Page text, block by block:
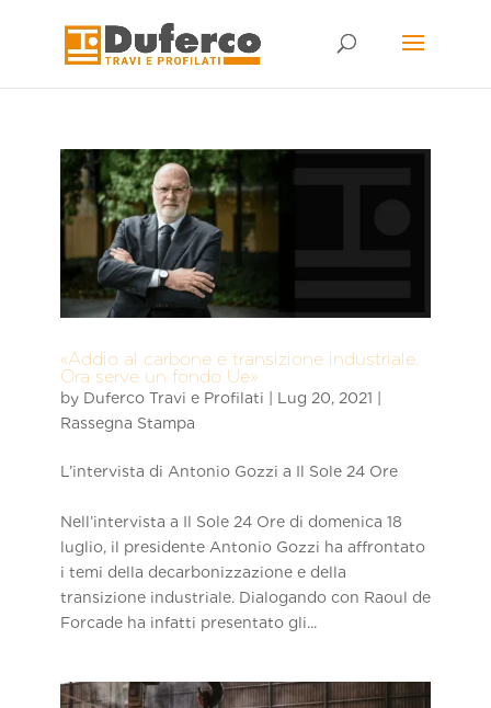
«Addio al carbone e transizione industriale.
Ora serve un fondo Ue»
by Duferco Travi e Profilati Lug 20, 2021
Rassegna Stampa
L’intervista di Antonio Gozzi a Il Sole 24 Ore
Nell’intervista a Il Sole 24 Ore di domenica 18
luglio, il presidente Antonio Gozzi ha affrontato
i temi della decarbonizzazione e della
transizione industriale. Dialogando con Raoul de
Forcade ha infatti presentato gli...